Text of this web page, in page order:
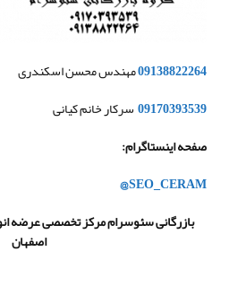
09138822264مهندس محسن اسکندری
09170393539سرکار خانم کیانی
صفحه اینستاگرام:
@SEO_CERAM
بازرگانی سئوسرام مرکز تخصصی عرضه
اصفهان